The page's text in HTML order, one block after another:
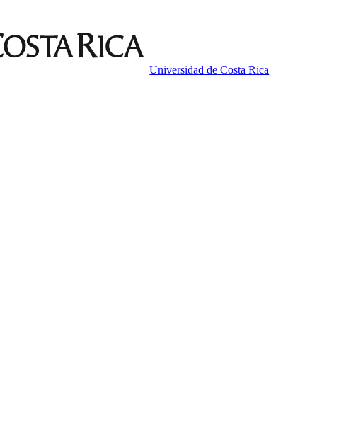
Universidad de Costa Rica